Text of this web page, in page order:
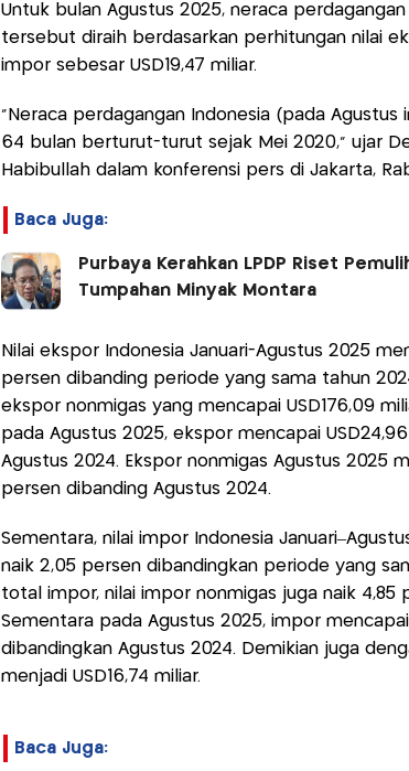
Untuk bulan Agustus 2025, neraca
tersebut diraih berdasarkan perhitungan nilai
impor sebesar USD19,47 miliar.
"Neraca perdagangan Indonesia (pada
64 bulan berturut-turut sejak Mei 2020," ujar
Habibullah dalam konferensi pers di Jakarta,
Baca Juga:
Purbaya Kerahkan LPDP Riset
Tumpahan Minyak Montara
Nilai ekspor Indonesia Januari-Agustus 2025
persen dibanding periode yang sama tahun
ekspor nonmigas yang mencapai USD176,09
pada Agustus 2025, ekspor mencapai
Agustus 2024. Ekspor nonmigas Agustus 2025
persen dibanding Agustus 2024.
Sementara, nilai impor Indonesia
naik 2,05 persen dibandingkan periode yang
total impor, nilai impor nonmigas juga naik 4,85
Sementara pada Agustus 2025, impor
dibandingkan Agustus 2024. Demikian juga
menjadi USD16,74 miliar.
Baca Juga: